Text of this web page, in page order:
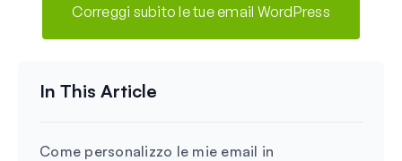
Correggi subito le tue email WordPress
Come personalizzo le mie email in